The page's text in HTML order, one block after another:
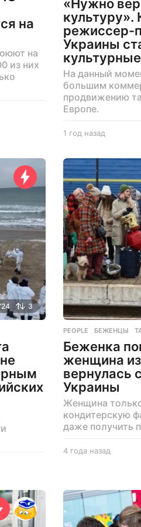
на
на
из них
«Нужно
культуру».
режиссер-
Украины
На данный
большим
продвижению
Европе.
1 год назад
н
а
з
а
д
3
PEOPLE БЕЖЕНЦЫ ,
Беженка
женщина
вернулась
Украины
Женщина
кондитерскую
даже получить
4 года назад4
а
а